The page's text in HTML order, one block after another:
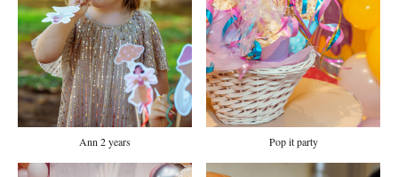
Ann 2 years Pop it party